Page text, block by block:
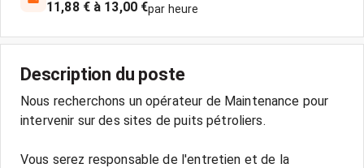
11,88 € à 13,00 €par heure
Description du poste
Nous recherchons un opérateur de Maintenance pour
intervenir sur des sites de puits pétroliers.
Vous serez responsable de l'entretien et de la